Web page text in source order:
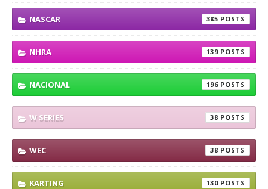
NASCAR 385
NHRA 139
NACIONAL 196
W SERIES 38
WEC 38
KARTING 130